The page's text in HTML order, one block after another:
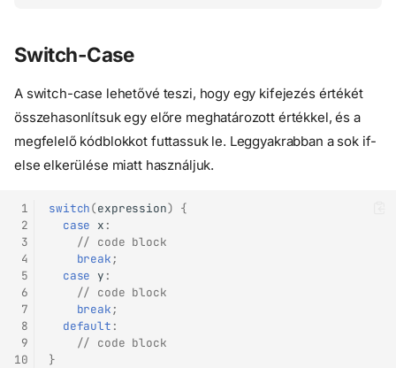
Switch-Case
A switch-case lehetővé teszi, hogy egy kifejezés értékét
összehasonlítsuk egy előre meghatározott értékkel, és a
megfelelő kódblokkot futtassuk le. Leggyakrabban a sok if-
else elkerülése miatt használjuk.
1
2
3
4
5
6
7
8
9
10
switch(expression) {
case x :
// code block
break ;
case y :
// code block
break ;
default :
// code block
}